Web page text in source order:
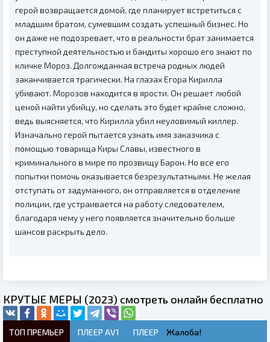
герой возвращается домой, где планирует встретиться с
младшим братом, сумевшим создать успешный бизнес. Но
он даже не подозревает, что в реальности брат занимается
преступной деятельностью и бандиты хорошо его знают по
кличке Мороз. Долгожданная встреча родных людей
заканчивается трагически. На глазах Егора Кирилла
убивают. Морозов находится в ярости. Он решает любой
ценой найти убийцу, но сделать это будет крайне сложно,
ведь выясняется, что Кирилла убил неуловимый киллер.
Изначально герой пытается узнать имя заказчика с
помощью товарища Киры Славы, известного в
криминального в мире по прозвищу Барон. Но все его
попытки помочь оказывается безрезультатными. Не желая
отступать от задуманного, он отправляется в отделение
полиции, где устраивается на работу следователем,
благодаря чему у него появляется значительно больше
шансов раскрыть дело.
КРУТЫЕ МЕРЫ (2023) смотреть онлайн бесплатно
ТОП ПРЕМЬЕР ПЛЕЕР AV1 ПЛЕЕР Жалоба!